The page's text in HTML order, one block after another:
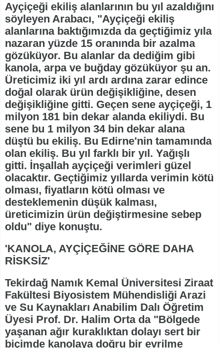
Ayçiçeği ekiliş alanlarının bu yıl azaldığını
söyleyen Arabacı, "Ayçiçeği ekiliş
alanlarına baktığımızda da geçtiğimiz yıla
nazaran yüzde 15 oranında bir azalma
gözüküyor. Bu alanlar da dediğim gibi
kanola, arpa ve buğday gözüküyor şu an.
Üreticimiz iki yıl ardı ardına zarar edince
doğal olarak ürün değişikliğine, desen
değişikliğine gitti. Geçen sene ayçiçeği, 1
milyon 181 bin dekar alanda ekiliydi. Bu
sene bu 1 milyon 34 bin dekar alana
düştü bu ekiliş. Bu Edirne'nin tamamında
olan ekiliş. Bu yıl farklı bir yıl. Yağışlı
gitti. İnşallah ayçiçeği verimleri güzel
olacaktır. Geçtiğimiz yıllarda verimin kötü
olması, fiyatların kötü olması ve
desteklemenin düşük kalması,
üreticimizin ürün değiştirmesine sebep
oldu" diye konuştu.
'KANOLA, AYÇİÇEĞİNE GÖRE DAHA
RİSKSİZ'
Tekirdağ Namık Kemal Üniversitesi Ziraat
Fakültesi Biyosistem Mühendisliği Arazi
ve Su Kaynakları Anabilim Dalı Öğretim
Üyesi Prof. Dr. Halim Orta da "Bölgede
yaşanan ağır kuraklıktan dolayı sert bir
biçimde kanolaya doğru bir evrilme